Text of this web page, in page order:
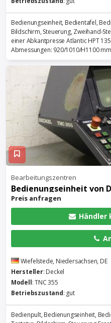
Bedienungseinheit, Bedientafel,
Bildschirm, Steuerung, Zweihand-
einer Abkantpresse Atlantic HPT
Abmessungen: 920/1010/H1100
Bearbeitungszentren
Bedienungseinheit von
Preis anfragen
Händler
Wiefelstede, Niedersachsen, DE
Hersteller: Deckel
Modell: TNC 355
Betriebszustand: gut
Bedienpult, Bedienungseinheit,